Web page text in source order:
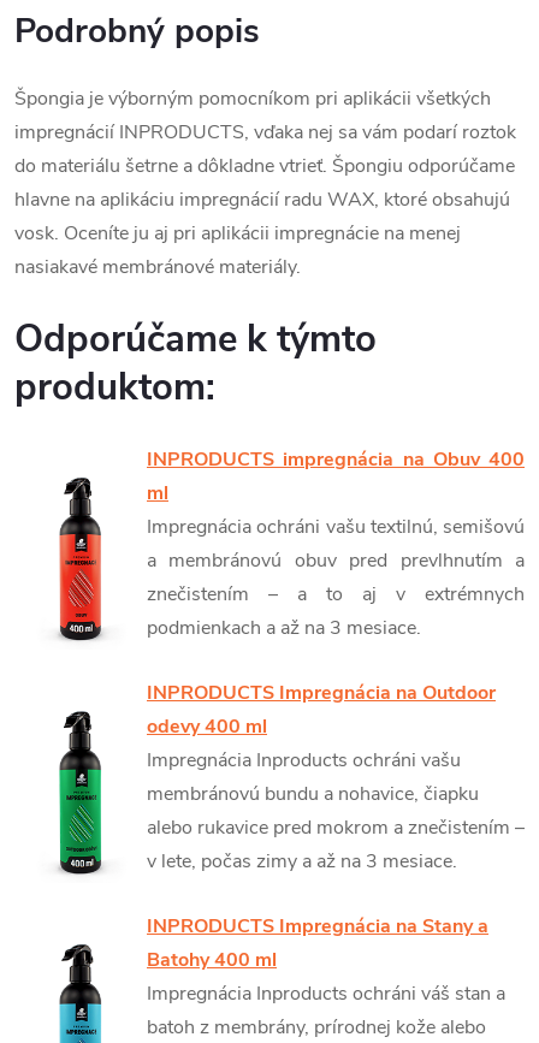
Podrobný popis
Špongia je výborným pomocníkom pri aplikácii všetkých
impregnácií INPRODUCTS, vďaka nej sa vám podarí roztok
do materiálu šetrne a dôkladne vtrieť. Špongiu odporúčame
hlavne na aplikáciu impregnácií radu WAX, ktoré obsahujú
vosk. Oceníte ju aj pri aplikácii impregnácie na menej
nasiakavé membránové materiály.
Odporúčame k týmto
produktom:
INPRODUCTS impregnácia na Obuv 400
ml
Impregnácia ochráni vašu textilnú, semišovú
a membránovú obuv pred prevlhnutím a
znečistením – a to aj v extrémnych
podmienkach a až na 3 mesiace.
INPRODUCTS Impregnácia na Outdoor
odevy 400 ml
Impregnácia Inproducts ochráni vašu
membránovú bundu a nohavice, čiapku
alebo rukavice pred mokrom a znečistením –
v lete, počas zimy a až na 3 mesiace.
INPRODUCTS Impregnácia na Stany a
Batohy 400 ml
Impregnácia Inproducts ochráni váš stan a
batoh z membrány, prírodnej kože alebo